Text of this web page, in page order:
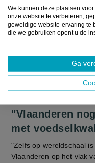
We kunnen deze plaatsen
onze website te verbeteren,
geweldige website-ervaring te
die we gebruiken opent u de
Ga
"Vlaanderen
met
"Zelfs op wereldschaal
Vlaanderen op het vlak